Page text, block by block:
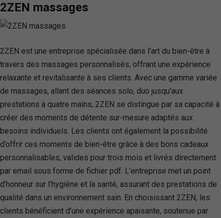
2ZEN massages
2ZEN est une entreprise spécialisée dans l’art du bien-être à
travers des massages personnalisés, offrant une expérience
relaxante et revitalisante à ses clients. Avec une gamme variée
de massages, allant des séances solo, duo jusqu’aux
prestations à quatre mains, 2ZEN se distingue par sa capacité à
créer des moments de détente sur-mesure adaptés aux
besoins individuels. Les clients ont également la possibilité
d’offrir ces moments de bien-être grâce à des bons cadeaux
personnalisables, valides pour trois mois et livrés directement
par email sous forme de fichier pdf. L’entreprise met un point
d’honneur sur l’hygiène et la santé, assurant des prestations de
qualité dans un environnement sain. En choisissant 2ZEN, les
clients bénéficient d’une expérience apaisante, soutenue par